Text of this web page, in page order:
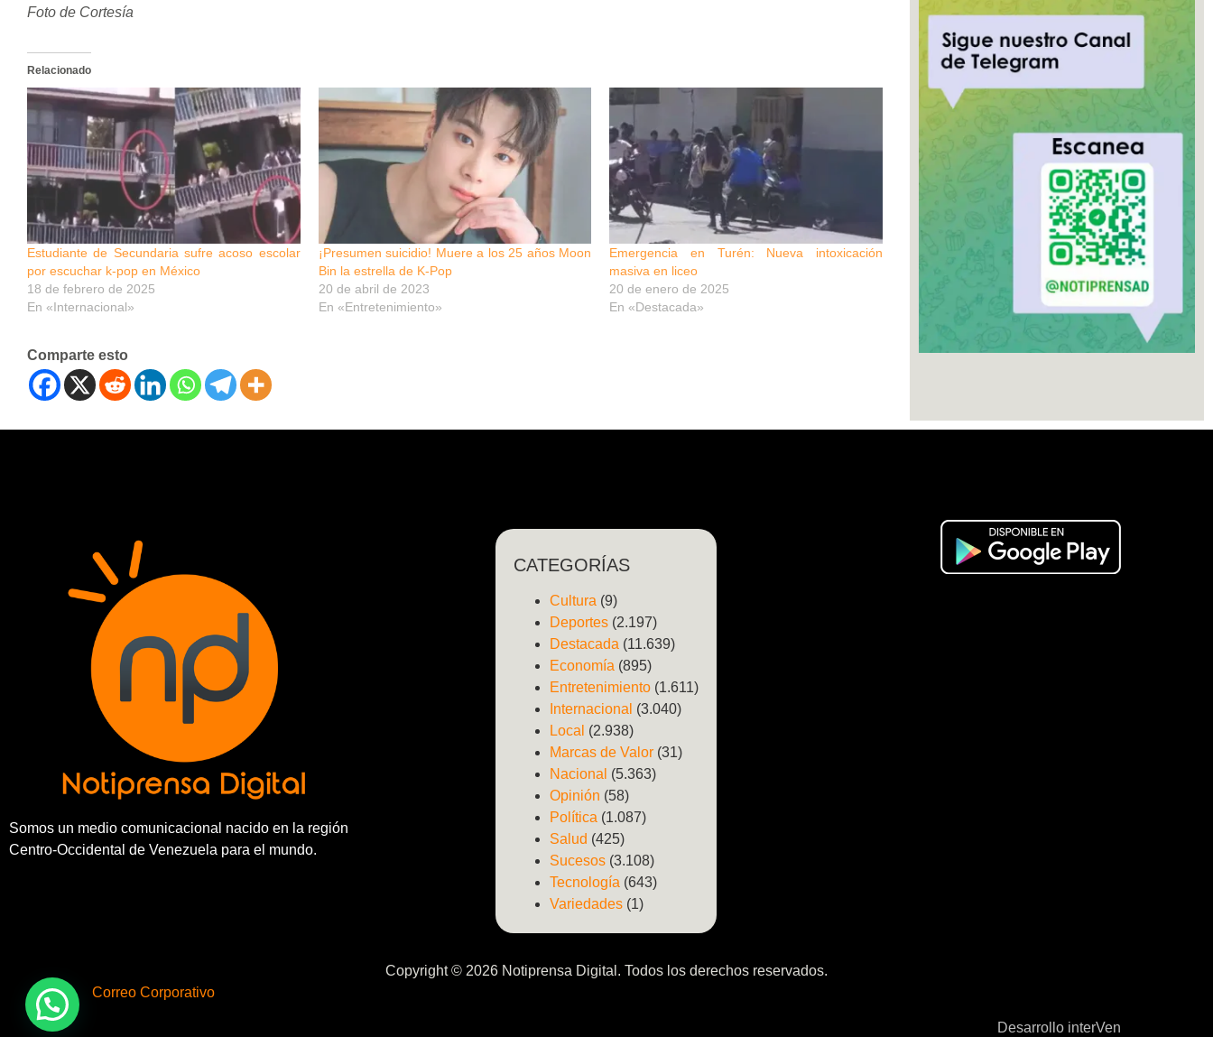
Foto de Cortesía
Relacionado
Estudiante de Secundaria sufre acoso escolar
por escuchar k-pop en México
18 de febrero de 2025
En «Internacional»
¡Presumen suicidio! Muere a los 25 años Moon
Bin la estrella de K-Pop
20 de abril de 2023
En «Entretenimiento»
Emergencia en Turén: Nueva intoxicación
masiva en liceo
20 de enero de 2025
En «Destacada»
Comparte esto
Somos un medio comunicacional nacido en la región
Centro-Occidental de Venezuela para el mundo.
CATEGORÍAS
Cultura (9)
Deportes (2.197)
Destacada (11.639)
Economía (895)
Entretenimiento (1.611)
Internacional (3.040)
Local (2.938)
Marcas de Valor (31)
Nacional (5.363)
Opinión (58)
Política (1.087)
Salud (425)
Sucesos (3.108)
Tecnología (643)
Variedades (1)
Copyright © 2026 Notiprensa Digital. Todos los derechos reservados.
Correo Corporativo
Desarrollo interVen